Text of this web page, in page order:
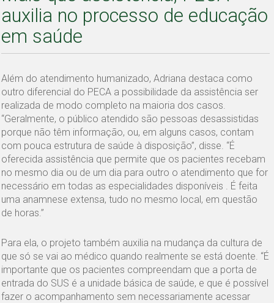
auxilia no processo de educação
em saúde
Além do atendimento humanizado, Adriana destaca como
outro diferencial do PECA a possibilidade da assistência ser
realizada de modo completo na maioria dos casos.
“Geralmente, o público atendido são pessoas desassistidas
porque não têm informação, ou, em alguns casos, contam
com pouca estrutura de saúde à disposição”, disse. “É
oferecida assistência que permite que os pacientes recebam
no mesmo dia ou de um dia para outro o atendimento que for
necessário em todas as especialidades disponíveis . É feita
uma anamnese extensa, tudo no mesmo local, em questão
de horas.”
Para ela, o projeto também auxilia na mudança da cultura de
que só se vai ao médico quando realmente se está doente. “É
importante que os pacientes compreendam que a porta de
entrada do SUS é a unidade básica de saúde, e que é possível
fazer o acompanhamento sem necessariamente acessar